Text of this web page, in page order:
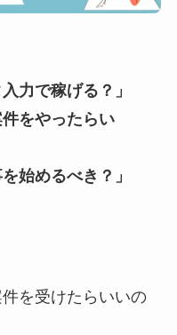
力で稼げる？」
件をやったらい
始めるべき？」
を受けたらいいの